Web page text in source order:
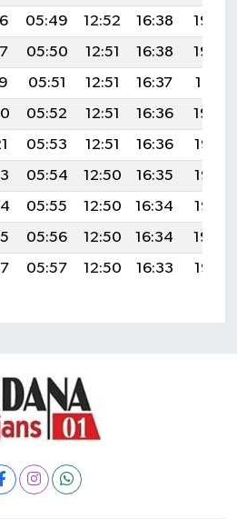
05:49 12:52 16:38
19:44
05:50 12:51 16:38
19:43
05:51 12:51 16:37
19:41
05:52 12:51 16:36
19:40
05:53 12:51 16:36
19:38
05:54 12:50 16:35
19:37
05:55 12:50 16:34
19:35
05:56 12:50 16:34
19:34
05:57 12:50 16:33 19:32